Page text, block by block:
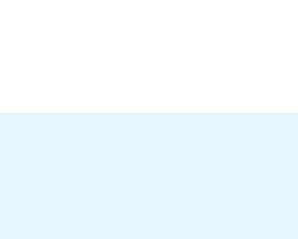
conteúdo